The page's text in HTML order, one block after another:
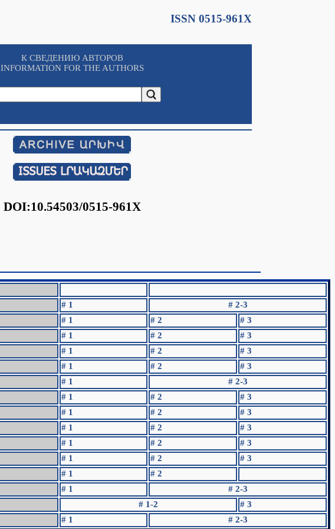
ISSN 0515-961X
К СВЕДЕНИЮ АВТОРОВ
INFORMATION FOR THE AUTHORS
DOI:10.54503/0515-961X
# 1 # 2-3
# 1 # 2 # 3
# 1 # 2 # 3
# 1 # 2 # 3
# 1 # 2 # 3
# 1 # 2-3
# 1 # 2 # 3
# 1 # 2 # 3
# 1 # 2 # 3
# 1 # 2 # 3
# 1 # 2 # 3
# 1 # 2
# 1 # 2-3
# 1-2 # 3
# 1 # 2-3